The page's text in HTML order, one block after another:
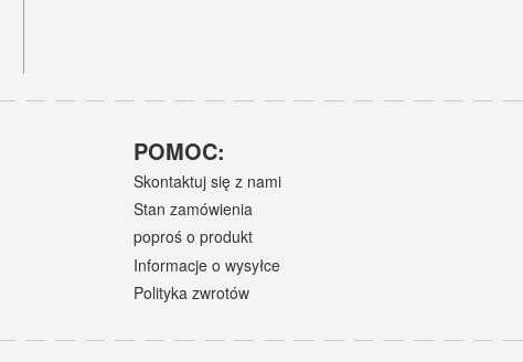
POMOC:
Skontaktuj się z nami
Stan zamówienia
poproś o produkt
Informacje o wysyłce
Polityka zwrotów